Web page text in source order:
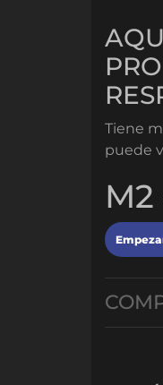
Tiene
puede
M2